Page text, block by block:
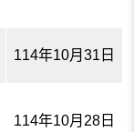
114年10月31日
114年10月28日